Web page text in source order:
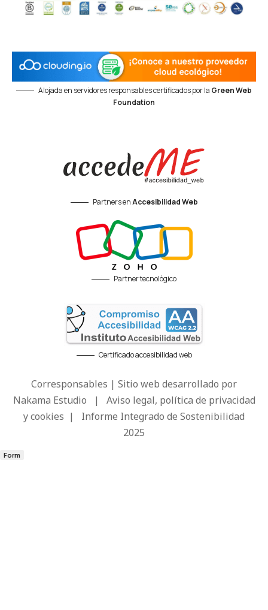
Alojada en servidores responsables certificados por la Green Web
Foundation
Partners enAccesibilidad Web
Partner tecnológico
Certificado accesibilidad web
Corresponsables | Sitio web desarrollado por
Nakama Estudio | Aviso legal, política de privacidad
y cookies | Informe Integrado de Sostenibilidad
2025
Form